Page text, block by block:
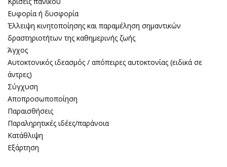
Ευφορία ή δυσφορία
Έλλειψη κινητοποίησης και παραμέληση σημαντικών
δραστηριοτήτων της καθημερινής ζωής
Άγχος
Αυτοκτονικός ιδεασμός / απόπειρες αυτοκτονίας (ειδικά σε
άντρες)
Σύγχυση
Αποπροσωποποίηση
Παραισθήσεις
Παραληρητικές ιδέες/παράνοια
Κατάθλιψη
Εξάρτηση